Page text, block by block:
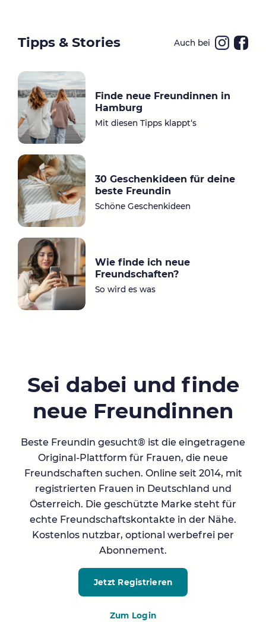
Tipps & Stories Auch bei
a
Finde neue Freundinnen in
Hamburg
Mit diesen Tipps klappt‘s
30 Geschenkideen für deine
beste Freundin
Schöne Geschenkideen
Wie finde ich neue
Freundschaften?
So wird es was
Sei dabei und finde
neue Freundinnen
Beste Freundin gesucht® ist die eingetragene
Original-Plattform für Frauen, die neue
Freundschaften suchen. Online seit 2014, mit
registrierten Frauen in Deutschland und
Österreich. Die geschützte Marke steht für
echte Freundschaftskontakte in der Nähe.
Kostenlos nutzbar, optional werbefrei per
Abonnement.
Jetzt Registrieren
Zum Login